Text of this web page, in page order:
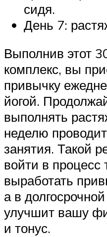
сидя.
День 7:
Выполнив этот
комплекс, вы
привычку
йогой.
выполнять
неделю
занятия. Такой
войти в процесс
выработать
а в
улучшит вашу
и тонус.